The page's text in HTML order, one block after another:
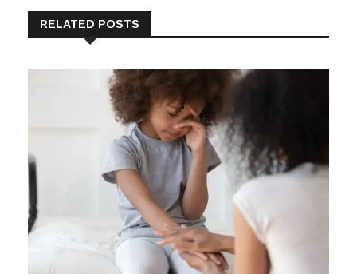
RELATED POSTS